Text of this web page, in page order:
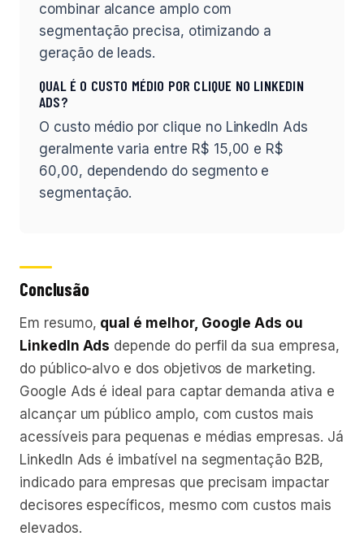
combinar alcance amplo com
segmentação precisa, otimizando a
geração de leads.
QUAL É O CUSTO MÉDIO POR CLIQUE NO LINKEDIN
ADS?
O custo médio por clique no LinkedIn Ads
geralmente varia entre R$ 15,00 e R$
60,00, dependendo do segmento e
segmentação.
Conclusão
Em resumo, qual é melhor, Google Ads ou
LinkedIn Ads depende do perfil da sua empresa,
do público-alvo e dos objetivos de marketing.
Google Ads é ideal para captar demanda ativa e
alcançar um público amplo, com custos mais
acessíveis para pequenas e médias empresas. Já
LinkedIn Ads é imbatível na segmentação B2B,
indicado para empresas que precisam impactar
decisores específicos, mesmo com custos mais
elevados.